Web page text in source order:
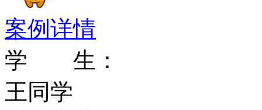
管理(理学)硕士
国际化大学
专家学者
案例详情
学 生：
王同学